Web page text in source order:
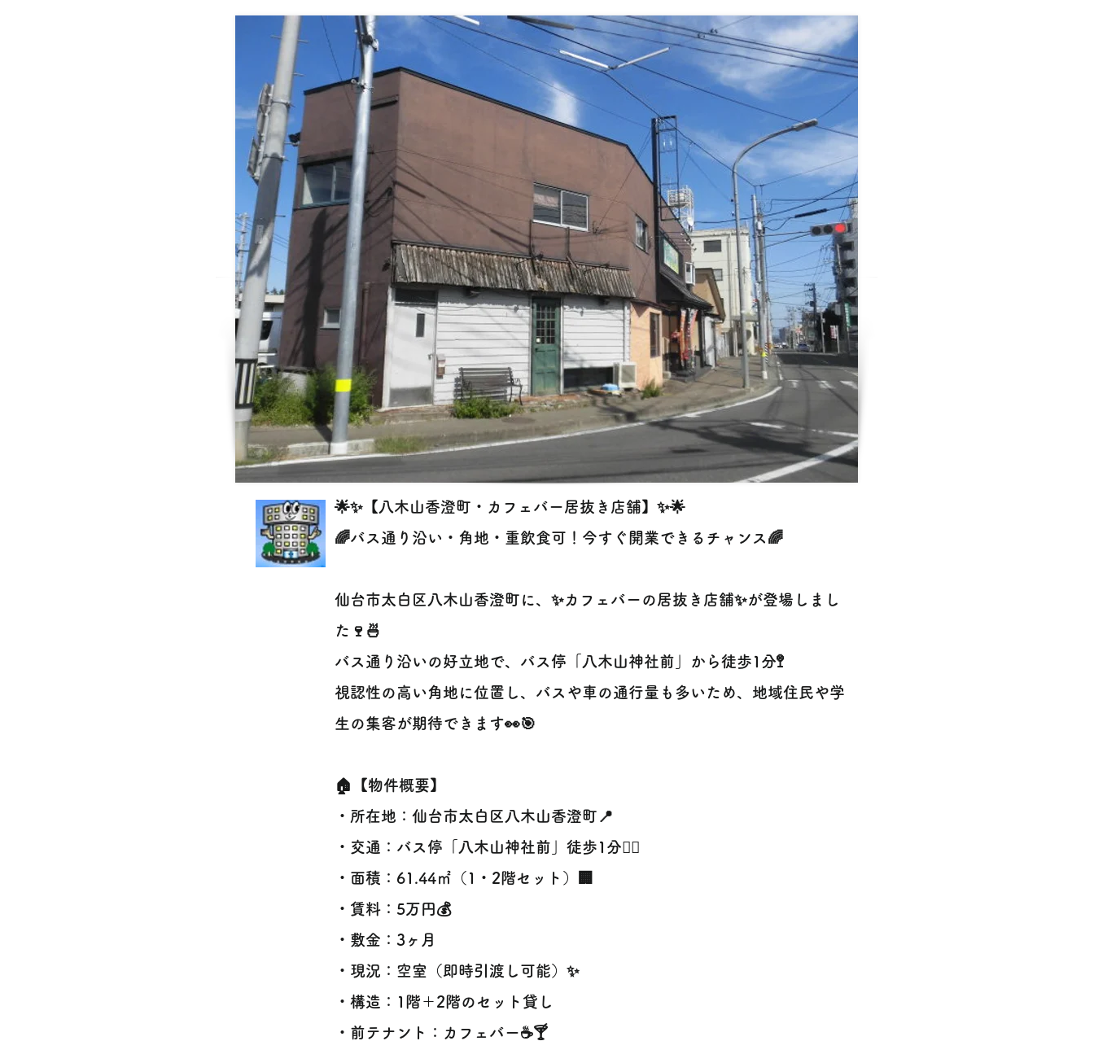
🌟✨【八木山香澄町・カフェバー居抜き店舗】✨🌟
🌈バス通り沿い・角地・重飲食可！今すぐ開業できるチャンス🌈
仙台市太白区八木山香澄町に、✨カフェバーの居抜き店舗✨が登場しまし
た🍷🍜
バス通り沿いの好立地で、バス停「八木山神社前」から徒歩1分🚏
視認性の高い角地に位置し、バスや車の通行量も多いため、地域住民や学
生の集客が期待できます👀🎯
🏠【物件概要】
・所在地：仙台市太白区八木山香澄町📍
・交通：バス停「八木山神社前」徒歩1分🚶‍♀️
・面積：61.44㎡（1・2階セット）🏢
・賃料：5万円💰
・敷金：3ヶ月
・現況：空室（即時引渡し可能）✨
・構造：1階＋2階のセット貸し
・前テナント：カフェバー☕🍸